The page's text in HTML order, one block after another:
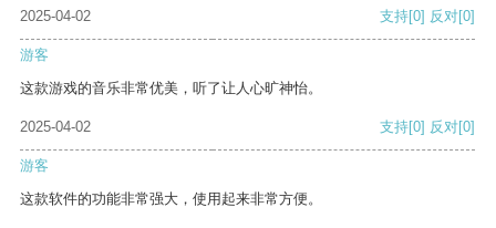
2025-04-02
支持[0] 反对[0]
游客
这款游戏的音乐非常优美，听了让人心旷神怡。
2025-04-02 支持[0] 反对[0]
游客
这款软件的功能非常强大，使用起来非常方便。